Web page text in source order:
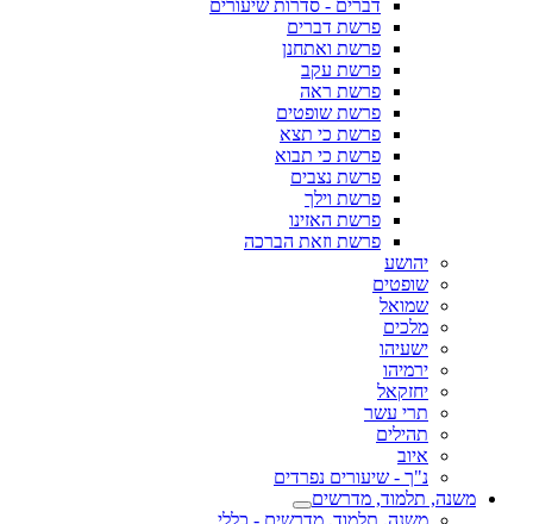
דברים - סדרות שיעורים
פרשת דברים
פרשת ואתחנן
פרשת עקב
פרשת ראה
פרשת שופטים
פרשת כי תצא
פרשת כי תבוא
פרשת נצבים
פרשת וילך
פרשת האזינו
פרשת וזאת הברכה
יהושע
שופטים
שמואל
מלכים
ישעיהו
ירמיהו
יחזקאל
תרי עשר
תהילים
איוב
נ"ך - שיעורים נפרדים
משנה, תלמוד, מדרשים